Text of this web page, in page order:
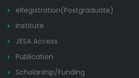
eRegistration(Postgraduate)
Institute
JESA Access
Publication
Scholarship/Funding